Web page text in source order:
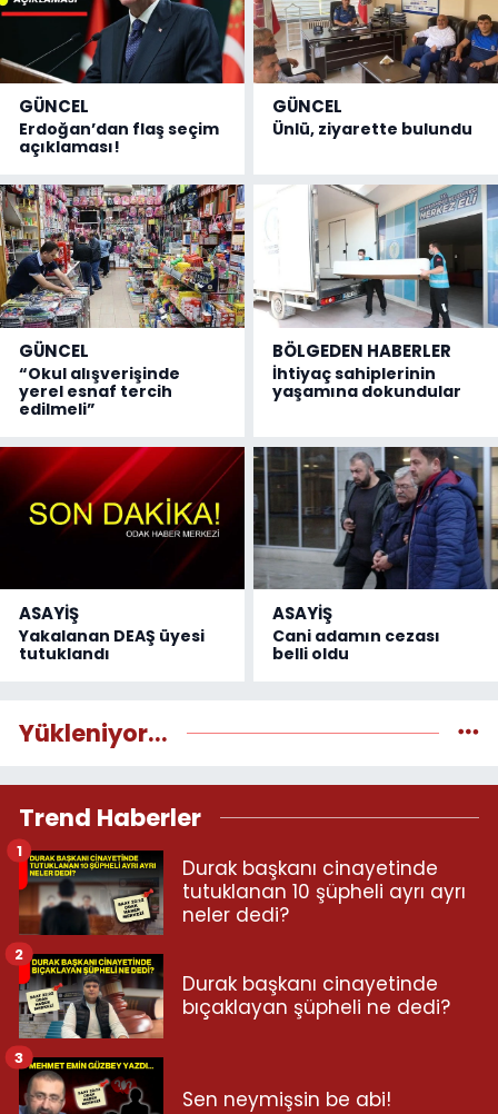
GÜNCEL
Erdoğan’dan flaş seçim
açıklaması!
GÜNCEL
Ünlü, ziyarette bulundu
GÜNCEL
“Okul alışverişinde
yerel esnaf tercih
edilmeli”
BÖLGEDEN HABERLER
İhtiyaç sahiplerinin
yaşamına dokundular
ASAYİŞ
Yakalanan DEAŞ üyesi
tutuklandı
ASAYİŞ
Cani adamın cezası
belli oldu
Yükleniyor...
Trend Haberler
Durak başkanı cinayetinde
tutuklanan 10 şüpheli ayrı ayrı
neler dedi?
1
Durak başkanı cinayetinde
bıçaklayan şüpheli ne dedi?
2
Sen neymişsin be abi!
3